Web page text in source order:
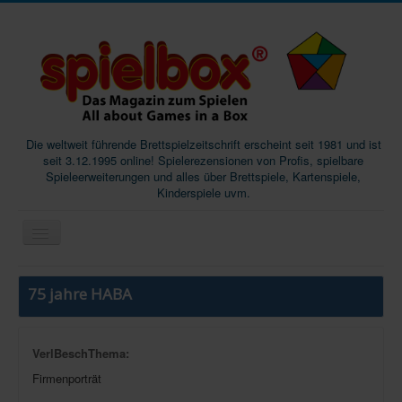
Die weltweit führende Brettspielzeitschrift erscheint seit 1981 und ist
seit 3.12.1995 online! Spielerezensionen von Profis, spielbare
Spieleerweiterungen und alles über Brettspiele, Kartenspiele,
Kinderspiele uvm.
Start
Magazine
75 jahre HABA
VerlBeschThema:
Firmenporträt